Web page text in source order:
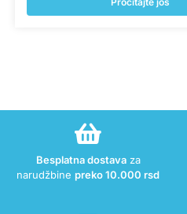
Besplatna dostavaza
narudžbine preko 10.000 rsd